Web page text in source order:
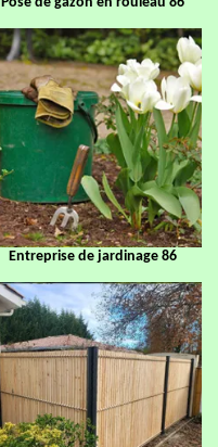
Entreprise de jardinage 86